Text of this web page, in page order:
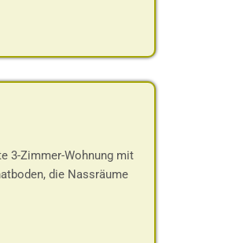
3-Zimmer-Wohnung mit
die Nassräume